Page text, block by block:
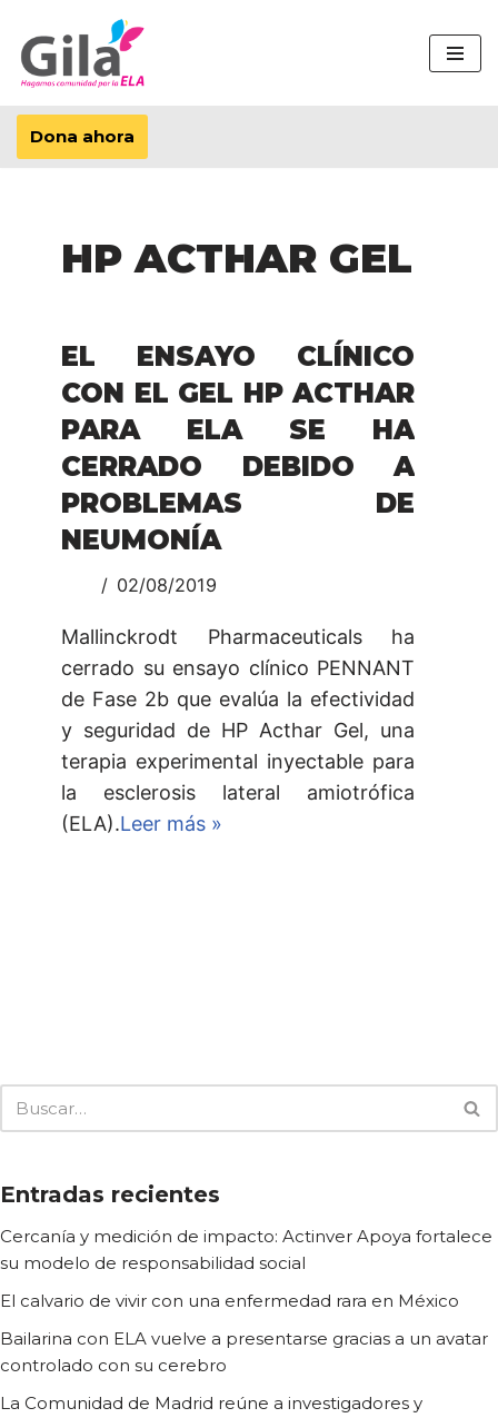
Saltar
al
contenido
Dona ahora
HP ACTHAR GEL
EL ENSAYO CLÍNICO
CON EL GEL HP ACTHAR
PARA ELA SE HA
CERRADO DEBIDO A
PROBLEMAS DE
NEUMONÍA
02/08/2019
Mallinckrodt Pharmaceuticals ha
cerrado su ensayo clínico PENNANT
de Fase 2b que evalúa la efectividad
y seguridad de HP Acthar Gel, una
terapia experimental inyectable para
la esclerosis lateral amiotrófica
(ELA).Leer más »
Entradas recientes
Cercanía y medición de impacto: Actinver Apoya fortalece
su modelo de responsabilidad social
El calvario de vivir con una enfermedad rara en México
Bailarina con ELA vuelve a presentarse gracias a un avatar
controlado con su cerebro
La Comunidad de Madrid reúne a investigadores y